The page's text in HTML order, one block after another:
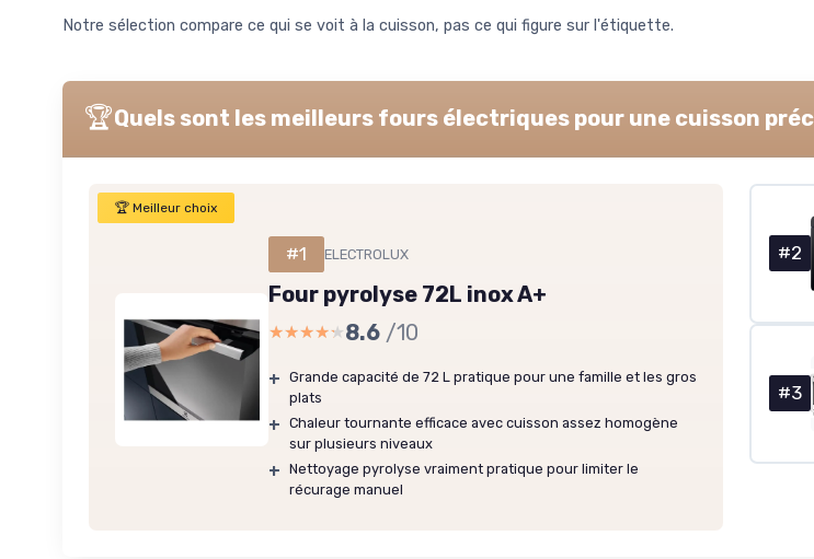
Notre sélection compare ce qui se voit à la cuisson, pas ce qui figure sur l'étiquette.
🏆Quels sont les meilleurs fours électriques pour une cuisson
🏆 Meilleur choix
#1 ELECTROLUX
Four pyrolyse 72L inox A+
★★★★★
★★★★★8.6 /10
+ Grande capacité de 72 L pratique pour une famille et les gros
plats
+ Chaleur tournante efficace avec cuisson assez homogène
sur plusieurs niveaux
+ Nettoyage pyrolyse vraiment pratique pour limiter le
récurage manuel
#2
#3